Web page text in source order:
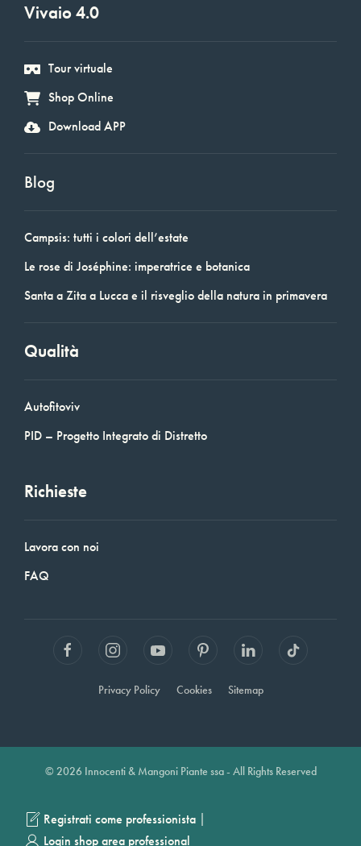
Vivaio 4.0
Tour virtuale
Shop Online
Download APP
Blog
Campsis: tutti i colori dell’estate
Le rose di Joséphine: imperatrice e botanica
Santa a Zita a Lucca e il risveglio della natura in primavera
Qualità
Autofitoviv
PID – Progetto Integrato di Distretto
Richieste
Lavora con noi
FAQ
Privacy Policy Cookies Sitemap
© 2026 Innocenti & Mangoni Piante ssa - All Rights Reserved
Registrati come professionista |
Login shop area professional